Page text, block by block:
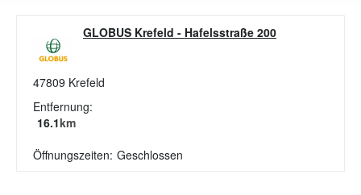
GLOBUS Krefeld - Hafelsstraße 200
47809 Krefeld
Entfernung:
16.1km
Öffnungszeiten: Geschlossen